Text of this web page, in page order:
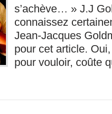
s’achève… » J.J
connaissez
Jean-Jacques
pour cet article.
pour vouloir, coûte